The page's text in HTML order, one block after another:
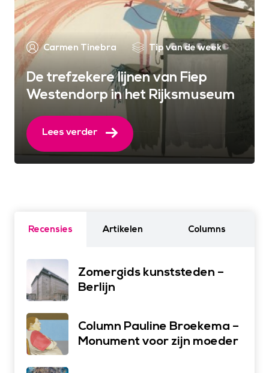
Carmen Tinebra Tip van de week
De trefzekere lijnen van Fiep
Westendorp in het Rijksmuseum
Lees verder
Recensies Artikelen Columns
Zomergids kunststeden –
Berlijn
Column Pauline Broekema –
Monument voor zijn moeder